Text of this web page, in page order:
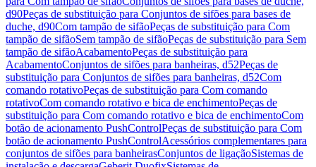
d90Peças de substituição para Conjuntos de sifões para bases de
duche, d90Com tampão de sifãoPeças de substituição para Com
tampão de sifãoSem tampão de sifãoPeças de substituição para Sem
tampão de sifãoAcabamentoPeças de substituição para
AcabamentoConjuntos de sifões para banheiras, d52Peças de
substituição para Conjuntos de sifões para banheiras, d52Com
comando rotativoPeças de substituição para Com comando
rotativoCom comando rotativo e bica de enchimentoPeças de
substituição para Com comando rotativo e bica de enchimentoCom
botão de acionamento PushControlPeças de substituição para Com
botão de acionamento PushControlAcessórios complementares para
conjuntos de sifões para banheirasConjuntos de ligaçãoSistemas de